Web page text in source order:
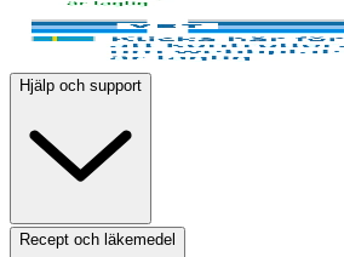
Hjälp och support
Recept och läkemedel